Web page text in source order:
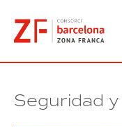
contenido
Seguridad